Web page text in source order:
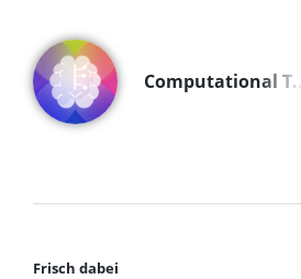
Computational T…
Frisch dabei